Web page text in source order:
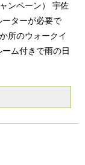
ンペーン） 宇佐
ターが必要で
所のウォークイ
ム付きで雨の日